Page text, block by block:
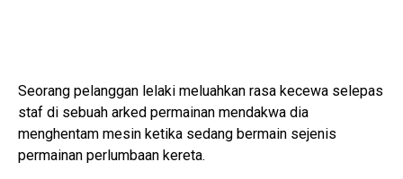
Seorang pelanggan lelaki meluahkan rasa kecewa selepas
staf di sebuah arked permainan mendakwa dia
menghentam mesin ketika sedang bermain sejenis
permainan perlumbaan kereta.